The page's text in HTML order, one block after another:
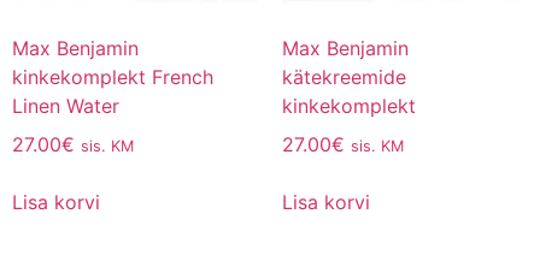
Max Benjamin
kinkekomplekt French
Linen Water
27.00€ sis. KM
Lisa korvi
Max Benjamin
kätekreemide
kinkekomplekt
27.00€ sis. KM
Lisa korvi